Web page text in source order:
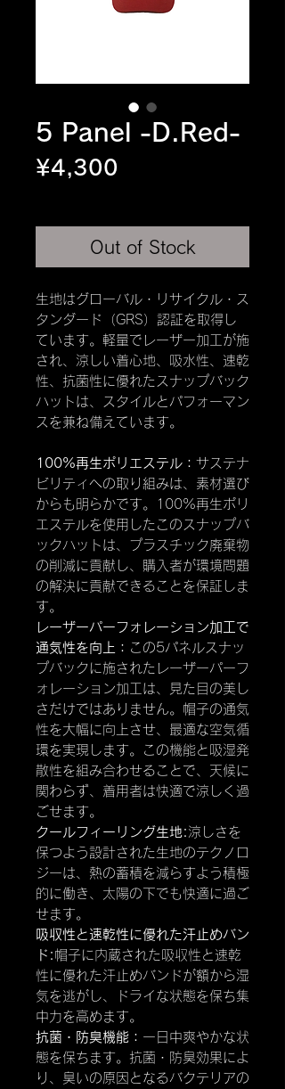
5 Panel -D.Red-
¥4,300
Out of Stock
生地はグローバル・リサイクル・ス
タンダード（GRS）認証を取得し
ています。軽量でレーザー加工が施
され、涼しい着心地、吸水性、速乾
性、抗菌性に優れたスナップバック
ハットは、スタイルとパフォーマン
スを兼ね備えています。
100%再生ポリエステル： サステナ
ビリティへの取り組みは、素材選び
からも明らかです。100%再生ポリ
エステルを使用したこのスナップバ
ックハットは、プラスチック廃棄物
の削減に貢献し、購入者が環境問題
の解決に貢献できることを保証しま
す。
レーザーパーフォレーション加工で
通気性を向上： この5パネルスナッ
プバックに施されたレーザーパーフ
ォレーション加工は、見た目の美し
さだけではありません。帽子の通気
性を大幅に向上させ、最適な空気循
環を実現します。この機能と吸湿発
散性を組み合わせることで、天候に
関わらず、着用者は快適で涼しく過
ごせます。
クールフィーリング生地: 涼しさを
保つよう設計された生地のテクノロ
ジーは、熱の蓄積を減らすよう積極
的に働き、太陽の下でも快適に過ご
せます。
吸収性と速乾性に優れた汗止めバン
ド: 帽子に内蔵された吸収性と速乾
性に優れた汗止めバンドが額から湿
気を逃がし、ドライな状態を保ち集
中力を高めます。
抗菌・防臭機能： 一日中爽やかな状
態を保ちます。抗菌・防臭効果によ
り、臭いの原因となるバクテリアの